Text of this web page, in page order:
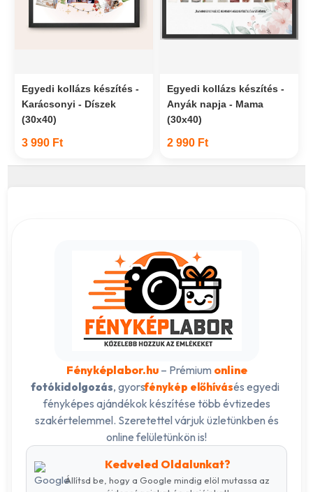
Egyedi kollázs készítés -
Karácsonyi - Díszek
(30x40)
3 990 Ft
Egyedi kollázs készítés -
Anyák napja - Mama
(30x40)
2 990 Ft
Fényképlabor.hu– Prémium online
fotókidolgozás, gyorsfénykép előhívásés egyedi
fényképes ajándékok készítése több évtizedes
szakértelemmel. Szeretettel várjuk üzletünkben és
online felületünkön is!
Kedveled Oldalunkat?
Állítsd be, hogy a Google mindig elöl mutassa az